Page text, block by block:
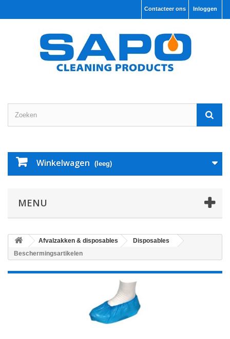
Inloggen
Contacteer ons
Winkelwagen (leeg)
MENU
Afvalzakken & disposables
Disposables
Beschermingsartikelen